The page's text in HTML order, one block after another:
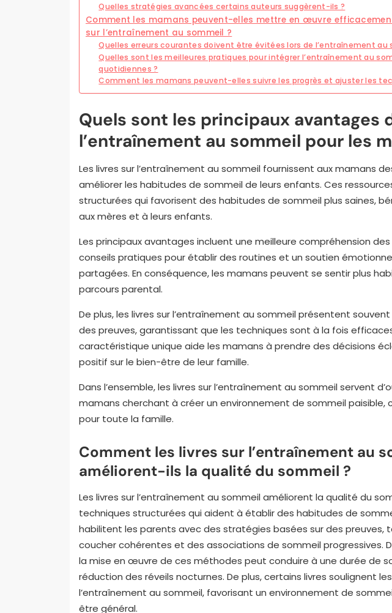
Quelles stratégies avancées certains auteurs suggèrent-ils ?
Comment les mamans peuvent-elles mettre en œuvre
sur l’entraînement au sommeil ?
Quelles erreurs courantes doivent être évitées lors de l’entraînement au
Quelles sont les meilleures pratiques pour intégrer l’entraînement au
quotidiennes ?
Comment les mamans peuvent-elles suivre les progrès et ajuster les
Quels sont les principaux avantages
l’entraînement au sommeil pour les
Les livres sur l’entraînement au sommeil fournissent aux mamans
améliorer les habitudes de sommeil de leurs enfants. Ces
structurées qui favorisent des habitudes de sommeil plus saines,
aux mères et à leurs enfants.
Les principaux avantages incluent une meilleure compréhension
conseils pratiques pour établir des routines et un soutien
partagées. En conséquence, les mamans peuvent se sentir plus
parcours parental.
De plus, les livres sur l’entraînement au sommeil présentent
des preuves, garantissant que les techniques sont à la fois
caractéristique unique aide les mamans à prendre des décisions
positif sur le bien-être de leur famille.
Dans l’ensemble, les livres sur l’entraînement au sommeil servent
mamans cherchant à créer un environnement de sommeil paisible,
pour toute la famille.
Comment les livres sur l’entraînement au
améliorent-ils la qualité du sommeil ?
Les livres sur l’entraînement au sommeil améliorent la qualité du
techniques structurées qui aident à établir des habitudes de
habilitent les parents avec des stratégies basées sur des preuves,
coucher cohérentes et des associations de sommeil progressives.
la mise en œuvre de ces méthodes peut conduire à une durée de
réduction des réveils nocturnes. De plus, certains livres soulignent
l’entraînement au sommeil, favorisant un environnement de
être général.